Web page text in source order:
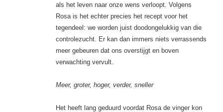
als het leven naar onze wens verloopt. Volgens
Rosa is het echter precies het recept voor het
tegendeel: we worden juist doodongelukkig van die
controlezucht. Er kan dan immers niets verrassends
meer gebeuren dat ons overstijgt en boven
verwachting vervult.
Meer, groter, hoger, verder, sneller
Het heeft lang geduurd voordat Rosa de vinger kon